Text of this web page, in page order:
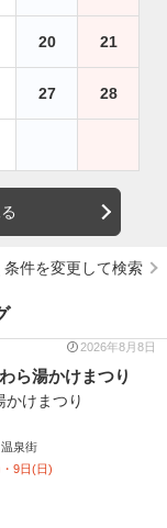
20 21
27 28
条件を変更して検索
2026年8月8日
ら湯かけまつり
けまつり
泉街
9日(日)